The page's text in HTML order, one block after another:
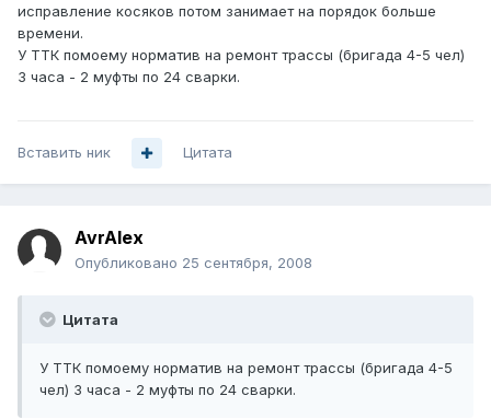
исправление косяков потом занимает на порядок больше
времени.
У ТТК помоему норматив на ремонт трассы (бригада 4-5 чел)
3 часа - 2 муфты по 24 сварки.
Вставить ник Цитата
AvrAlex
Опубликовано 25 сентября, 2008
Цитата
У ТТК помоему норматив на ремонт трассы (бригада 4-5
чел) 3 часа - 2 муфты по 24 сварки.